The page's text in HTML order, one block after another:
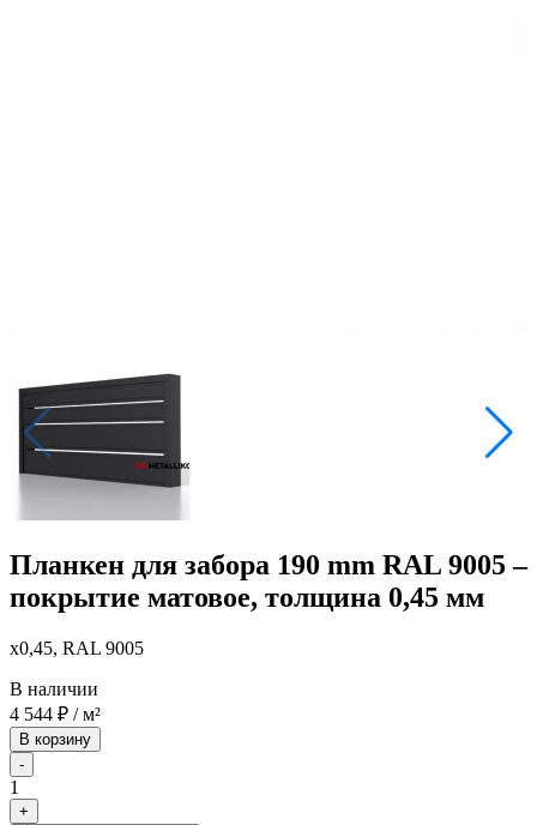
Планкен для забора 190 mm RAL 9005 –
покрытие матовое, толщина 0,45 мм
x0,45, RAL 9005
В наличии
4 544 ₽ / м²
В корзину
-
1
+